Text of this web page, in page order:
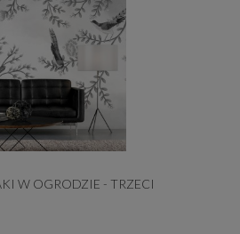
W OGRODZIE - TRZECI